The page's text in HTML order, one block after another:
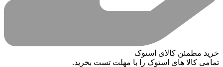
خرید مطمئن کالای استوک
تمامی کالا های استوک را با مهلت تست بخرید.